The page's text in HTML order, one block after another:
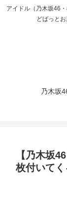
アイドル（乃木坂46
どばっと
乃木坂
【乃木坂
枚付いてく